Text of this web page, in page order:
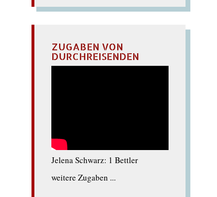
ZUGABEN VON
DURCHREISENDEN
Jelena Schwarz: 1 Bettler
weitere Zugaben ...